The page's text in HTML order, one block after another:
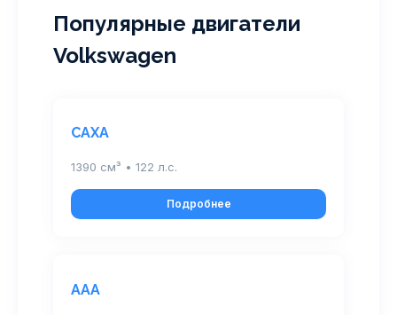
Популярные двигатели
Volkswagen
CAXA
1390 см³ • 122 л.с.
Подробнее
AAA